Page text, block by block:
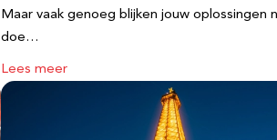
Maar vaak genoeg blijken jouw oplossingen
doe…
Lees meer